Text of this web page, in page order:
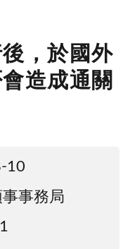
，於國外
造成通關
10
事務局